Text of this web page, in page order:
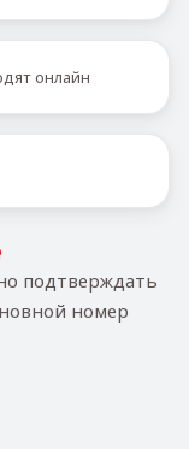
онлайн
подтверждать
номер